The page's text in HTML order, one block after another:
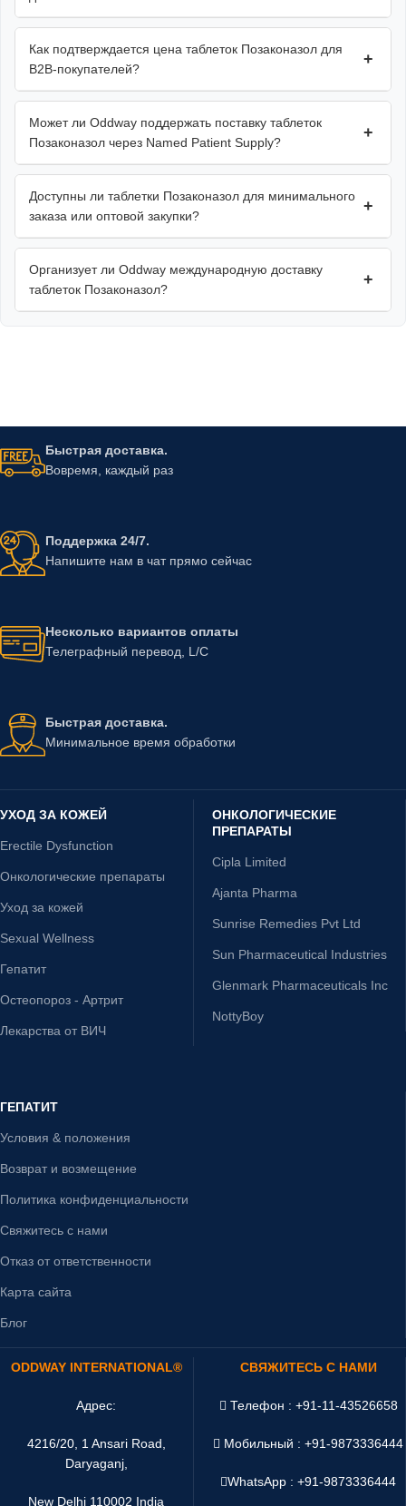
Как подтверждается цена таблеток Позаконазол для
B2B-покупателей?
+
Может ли Oddway поддержать поставку таблеток
Позаконазол через Named Patient Supply?
+
Доступны ли таблетки Позаконазол для минимального
заказа или оптовой закупки?
+
Организует ли Oddway международную доставку
таблеток Позаконазол?
+
Быстрая доставка.
Вовремя, каждый раз
Поддержка 24/7.
Напишите нам в чат прямо сейчас
Несколько вариантов оплаты
Телеграфный перевод, L/C
Быстрая доставка.
Минимальное время обработки
УХОД ЗА КОЖЕЙ
Erectile Dysfunction
Онкологические препараты
Уход за кожей
Sexual Wellness
Гепатит
Остеопороз - Артрит
Лекарства от ВИЧ
ОНКОЛОГИЧЕСКИЕ
ПРЕПАРАТЫ
Cipla Limited
Ajanta Pharma
Sunrise Remedies Pvt Ltd
Sun Pharmaceutical Industries
Glenmark Pharmaceuticals Inc
NottyBoy
ГЕПАТИТ
Условия & положения
Возврат и возмещение
Политика конфиденциальности
Свяжитесь с нами
Отказ от ответственности
Карта сайта
Блог
ODDWAY INTERNATIONAL®
Адрес:
4216/20, 1 Ansari Road,
Daryaganj,
New Delhi 110002 India
СВЯЖИТЕСЬ С НАМИ
Телефон : +91-11-43526658
Мобильный : +91-9873336444
WhatsApp :+91-9873336444